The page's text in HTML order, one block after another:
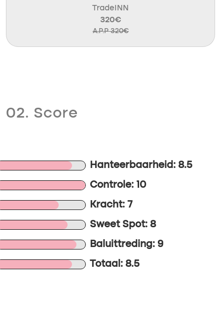
TradeINN
320€
A.P.P 320€
02. Score
Hanteerbaarheid: 8.5
Controle: 10
Kracht: 7
Sweet Spot: 8
Baluittreding: 9
Totaal: 8.5